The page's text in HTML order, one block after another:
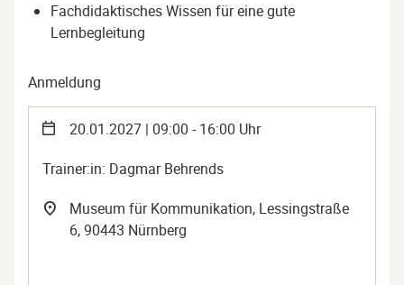
Fachdidaktisches Wissen für eine gute
Lernbegleitung
Anmeldung
20.01.2027 | 09:00 - 16:00 Uhr
Trainer:in: Dagmar Behrends
Museum für Kommunikation, Lessingstraße
6, 90443 Nürnberg